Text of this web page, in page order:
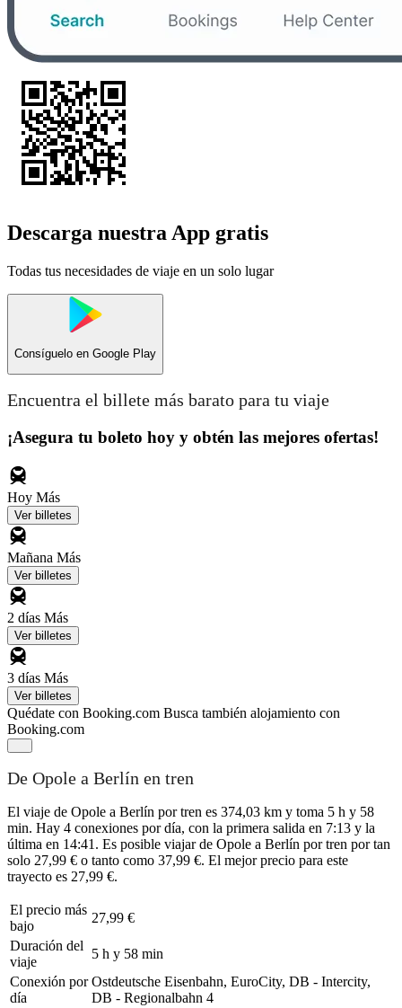
Descarga nuestra App gratis
Todas tus necesidades de viaje en un solo lugar
Consíguelo en Google Play
Encuentra el billete más barato para tu viaje
¡Asegura tu boleto hoy y obtén las mejores ofertas!
Hoy Más
Ver billetes
Mañana Más
Ver billetes
2 días Más
Ver billetes
3 días Más
Ver billetes
Quédate con Booking.com Busca también alojamiento con
Booking.com
De Opole a Berlín en tren
El viaje de Opole a Berlín por tren es 374,03 km y toma 5 h y 58
min. Hay 4 conexiones por día, con la primera salida en 7:13 y la
última en 14:41. Es posible viajar de Opole a Berlín por tren por tan
solo 27,99 € o tanto como 37,99 €. El mejor precio para este
trayecto es 27,99 €.
El precio más
bajo
27,99 €
Duración del
viaje
5 h y 58 min
Conexión por
día
Ostdeutsche Eisenbahn, EuroCity, DB - Intercity,
DB - Regionalbahn 4